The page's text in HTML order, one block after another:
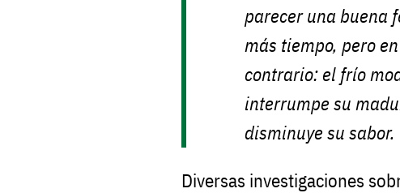
parecer una buena
más tiempo, pero
contrario: el frío
interrumpe su
disminuye su sabor.
Diversas investigaciones